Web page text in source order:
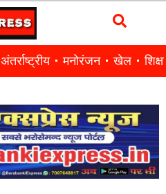
अंतर्राष्ट्रीय मनोरंजन खेल शिक्षा